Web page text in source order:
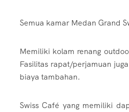
Semua kamar Medan Grand
Memiliki kolam renang
Fasilitas rapat/perjamuan
biaya tambahan.
Swiss Café yang memiliki